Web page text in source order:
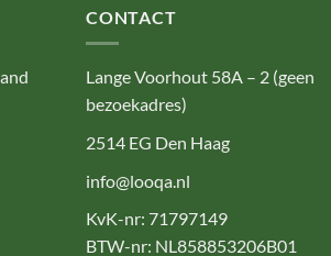
CONTACT
Lange Voorhout 58A – 2 (geen
bezoekadres)
2514 EG Den Haag
info@looqa.nl
KvK-nr: 71797149
BTW-nr: NL858853206B01